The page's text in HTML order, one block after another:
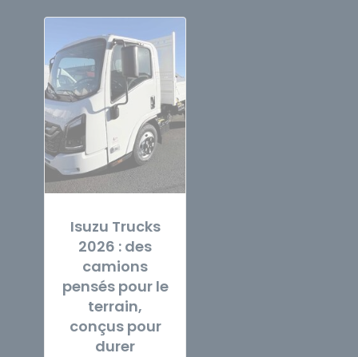
Isuzu Trucks
2026 : des
camions
pensés pour le
terrain,
conçus pour
durer